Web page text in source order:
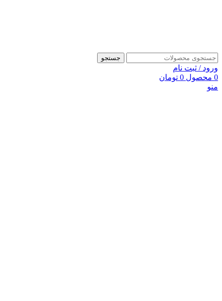
جستجو
ورود / ثبت نام
0 محصول 0 تومان
منو